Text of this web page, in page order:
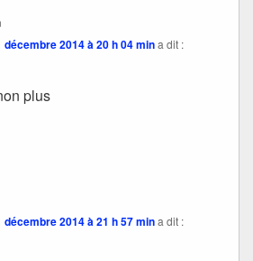
décembre 2014 à 20 h 04 mina dit :
plus
décembre 2014 à 21 h 57 mina dit :